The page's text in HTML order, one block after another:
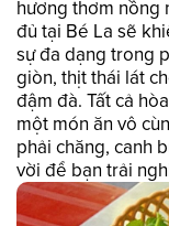
hương thơm nồng
đủ tại Bé La sẽ
sự đa dạng trong
giòn, thịt thái lát
đậm đà. Tất cả
một món ăn vô
phải chăng, canh
vời để bạn trải